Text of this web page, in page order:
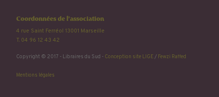
Coordonnées de l'association
4 rue Saint Ferréol 13001 Marseille
T. 04 96 12 43 42
Copyright © 2017 - Libraires du Sud - Conception site LIGE/ Fewzi Raffed
Mentions légales